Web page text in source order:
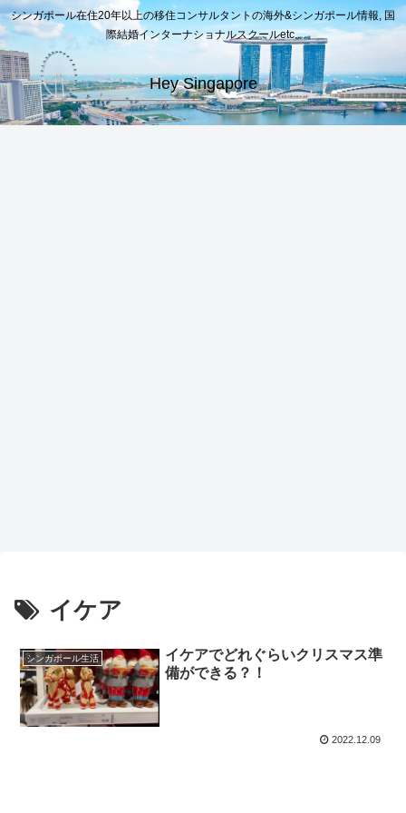
シンガポール在住20年以上の移住コンサルタントの海外&シンガポール情報, 国
際結婚インターナショナルスクールetc..
Hey Singapore
イケア
シンガポール生活
イケアでどれぐらいクリスマス準
備ができる？！
2022.12.09